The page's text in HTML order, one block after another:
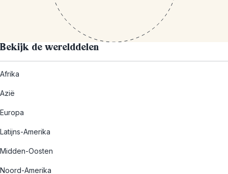
Bekijk de werelddelen
Afrika
Azië
Europa
Latijns-Amerika
Midden-Oosten
Noord-Amerika